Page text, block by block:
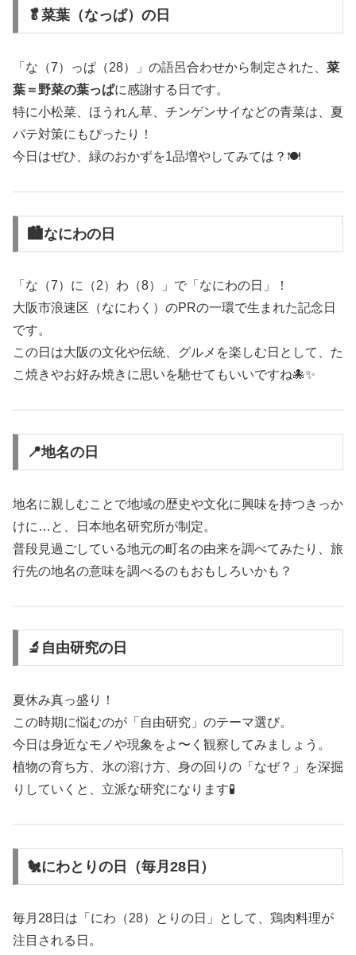
🥬菜葉（なっぱ）の日
「な（7）っぱ（28）」の語呂合わせから制定された、 菜
葉＝野菜の葉っぱに感謝する日です。
特に小松菜、ほうれん草、チンゲンサイなどの青菜は、夏
バテ対策にもぴったり！
今日はぜひ、緑のおかずを1品増やしてみては？🍽️
🏙️なにわの日
「な（7）に（2）わ（8）」で「なにわの日」！
大阪市浪速区（なにわく）のPRの一環で生まれた記念日
です。
この日は大阪の文化や伝統、グルメを楽しむ日として、た
こ焼きやお好み焼きに思いを馳せてもいいですね🐙✨
📍地名の日
地名に親しむことで地域の歴史や文化に興味を持つきっか
けに…と、日本地名研究所が制定。
普段見過ごしている地元の町名の由来を調べてみたり、旅
行先の地名の意味を調べるのもおもしろいかも？
🔬自由研究の日
夏休み真っ盛り！
この時期に悩むのが「自由研究」のテーマ選び。
今日は身近なモノや現象をよ〜く観察してみましょう。
植物の育ち方、氷の溶け方、身の回りの「なぜ？」を深掘
りしていくと、立派な研究になります🧪
🐔にわとりの日（毎月28日）
毎月28日は「にわ（28）とりの日」として、鶏肉料理が
注目される日。